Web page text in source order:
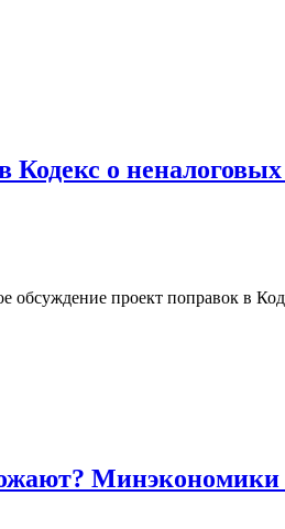
о неналоговых
проект поправок в